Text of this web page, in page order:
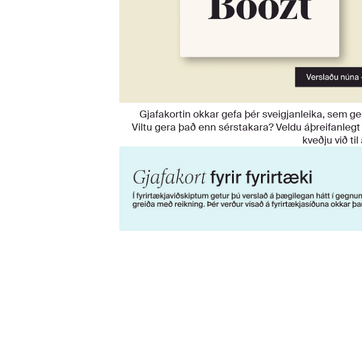
Gjafakortin okkar gefa þér sveigjanleika, sem
Viltu gera það enn sérstakara? Veldu
kveðju við